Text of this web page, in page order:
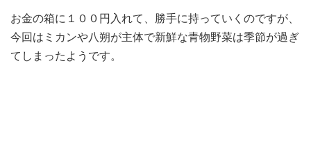
お金の箱に１００円入れて、勝手に持っていくのですが、
今回はミカンや八朔が主体で新鮮な青物野菜は季節が過ぎ
てしまったようです。